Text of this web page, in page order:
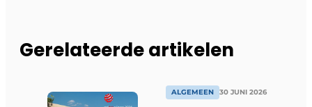
Gerelateerde artikelen
ALGEMEEN 30 JUNI 2026